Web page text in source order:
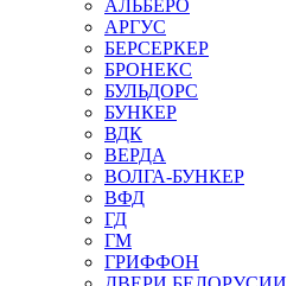
АЛЬБЕРО
АРГУС
БЕРСЕРКЕР
БРОНЕКС
БУЛЬДОРС
БУНКЕР
ВДК
ВЕРДА
ВОЛГА-БУНКЕР
ВФД
ГД
ГМ
ГРИФФОН